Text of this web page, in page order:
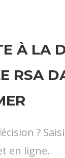
À LA
RSA
?
en ligne.